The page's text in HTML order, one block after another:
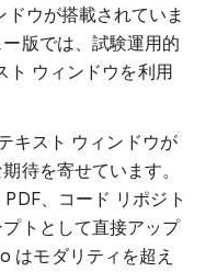
ドウが搭載されていま
版では、試験運用的
ト ウィンドウを利用
キスト ウィンドウが
待を寄せています。
、コード リポジト
トとして直接アップ
はモダリティを超え